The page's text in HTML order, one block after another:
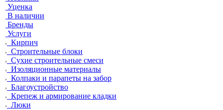
Уценка
В наличии
Бренды
Услуги
Кирпич
Строительные блоки
Сухие строительные смеси
Изоляционные материалы
Колпаки и парапеты на забор
Благоустройство
Крепеж и армирование кладки
Люки